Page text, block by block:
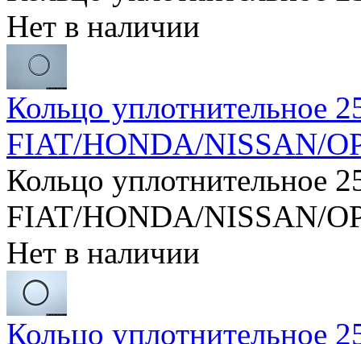
Нет в наличии
Кольцо уплотнительное
FIAT/HONDA/NISSAN/
Кольцо уплотнительное
FIAT/HONDA/NISSAN/
Нет в наличии
Кольцо уплотнительное